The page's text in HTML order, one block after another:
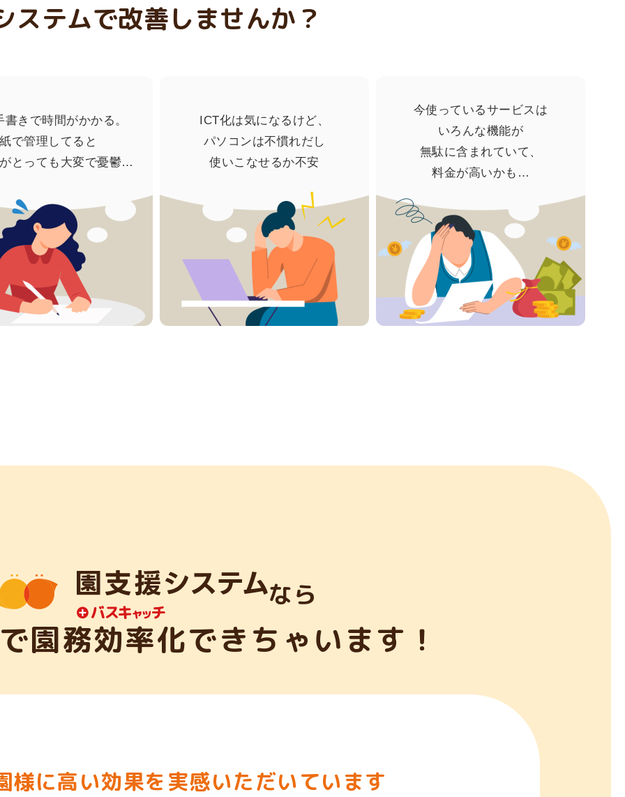
もいようちえん（神奈川県横須賀市）にご採用頂きました。
ステムで改善しませんか？
書きで時間がかかる。
紙で管理してると
とっても大変で憂鬱…
ICT化は気になるけど、
パソコンは不慣れだし
使いこなせるか不安
今使っているサービスは
いろんな機能が
無駄に含まれていて、
料金が高いかも…
なら
園務効率化できちゃいます！
様に高い効果を実感いただいています